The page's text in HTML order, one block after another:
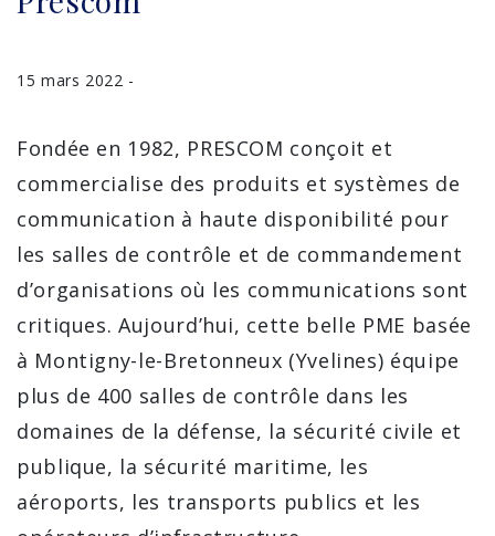
15 mars 2022 -
Fondée en 1982, PRESCOM conçoit et
commercialise des produits et systèmes de
communication à haute disponibilité pour
les salles de contrôle et de commandement
d’organisations où les communications sont
critiques. Aujourd’hui, cette belle PME basée
à Montigny-le-Bretonneux (Yvelines) équipe
plus de 400 salles de contrôle dans les
domaines de la défense, la sécurité civile et
publique, la sécurité maritime, les
aéroports, les transports publics et les